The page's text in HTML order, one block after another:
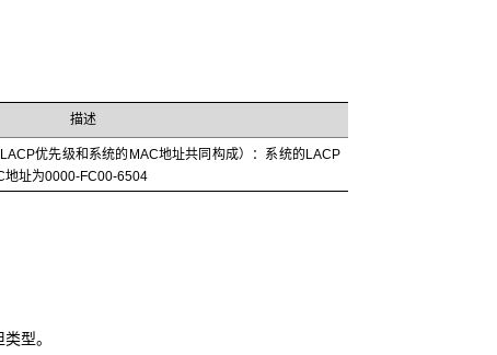
描述
优先级和系统的MAC地址共同构成）：系统的LACP
地址为0000-FC00-6504
型。